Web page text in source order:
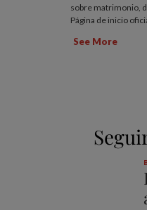
sobre matrimonio,
Página de inicio
See More